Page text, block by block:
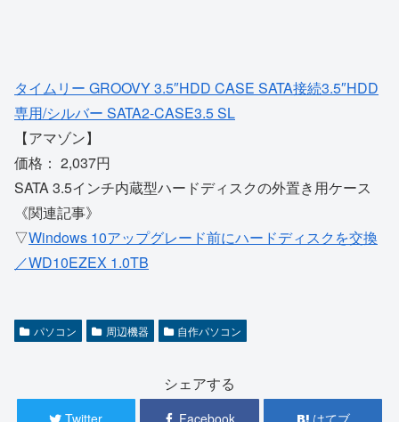
タイムリー GROOVY 3.5″HDD CASE SATA接続3.5″HDD
専用/シルバー SATA2-CASE3.5 SL
【アマゾン】
価格： 2,037円
SATA 3.5インチ内蔵型ハードディスクの外置き用ケース
《関連記事》
▽Windows 10アップグレード前にハードディスクを交換
／WD10EZEX 1.0TB
パソコン 周辺機器 自作パソコン
シェアする